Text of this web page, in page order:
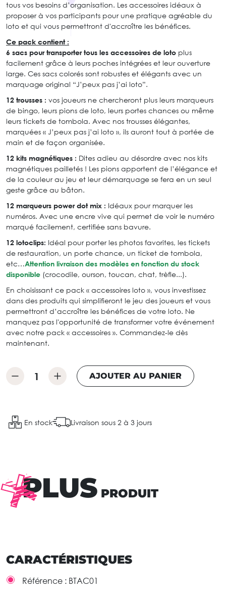
tous vos besoins d’organisation. Les accessoires idéaux à
proposer à vos participants pour une pratique agréable du
loto et qui vous permettront d'accroître les bénéfices.
Ce pack contient :
6 sacs pour transporter tous les accessoires de loto plus
facilement grâce à leurs poches intégrées et leur ouverture
large. Ces sacs colorés sont robustes et élégants avec un
marquage original “J’peux pas j’ai loto”.
12 trousses : vos joueurs ne chercheront plus leurs marqueurs
de bingo, leurs pions de loto, leurs portes chances ou même
leurs tickets de tombola. Avec nos trousses élégantes,
marquées « J’peux pas j’ai loto », ils auront tout à portée de
main et de façon organisée.
12 kits magnétiques : Dites adieu au désordre avec nos kits
magnétiques pailletés ! Les pions apportent de l’élégance et
de la couleur au jeu et leur démarquage se fera en un seul
geste grâce au bâton.
12 marqueurs power dot mix : Idéaux pour marquer les
numéros. Avec une encre vive qui permet de voir le numéro
marqué facilement, certifiée sans bavure.
12 lotoclips: Idéal pour porter les photos favorites, les tickets
de restauration, un porte chance, un ticket de tombola,
etc…Attention livraison des modèles en fonction du stock
disponible (crocodile, ourson, toucan, chat, trèfle...).
En choisissant ce pack « accessoires loto », vous investissez
dans des produits qui simplifieront le jeu des joueurs et vous
permettront d’accroître les bénéfices de votre loto. Ne
manquez pas l'opportunité de transformer votre événement
avec notre pack « accessoires ». Commandez-le dès
maintenant.
AJOUTER AU PANIER
En stock Livraison sous 2 à 3 jours
PLUS PRODUIT
CARACTÉRISTIQUES
Référence : BTAC01